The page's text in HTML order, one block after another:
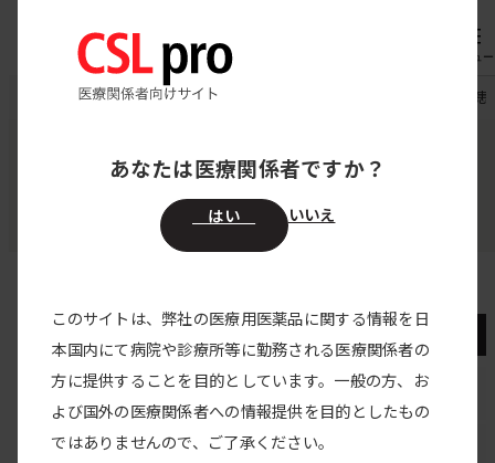
メニュー
CSL pro 領域別医療情報 HAE（遺伝性血管性浮腫）の
HAE（遺伝性血管性浮腫）
HAE（遺伝性血管性浮腫）
HAEトップ
疾患解説
あなたは医療関係者ですか？
はい いいえ
このサイトは、弊社の医療用医薬品に関する情報を日
本国内にて病院や診療所等に勤務される医療関係者の
方に提供することを目的としています。一般の方、お
よび国外の医療関係者への情報提供を目的としたもの
ではありませんので、ご了承ください。